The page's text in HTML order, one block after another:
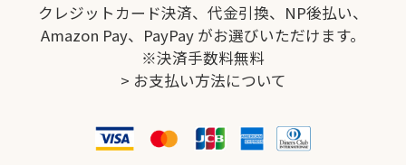
クレジットカード決済、代金引換、NP後払い、
Amazon Pay、PayPay がお選びいただけます。
※決済手数料無料
> お支払い方法について